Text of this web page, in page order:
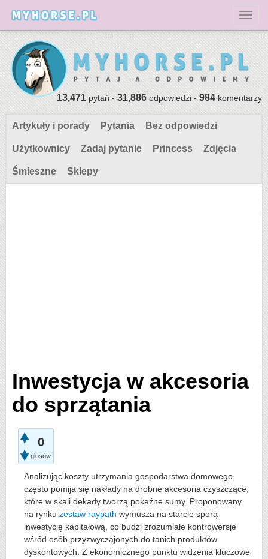
13,471pytań -31,886odpowiedzi -984komentarzy
Artykuły i porady Pytania Bez odpowiedzi
Użytkownicy Zadaj pytanie Princess Zdjęcia
Śmieszne Sklepy
Inwestycja w akcesoria
do sprzątania
0
głosów
Analizując koszty utrzymania gospodarstwa domowego,
często pomija się nakłady na drobne akcesoria czyszczące,
które w skali dekady tworzą pokaźne sumy. Proponowany
na rynku zestaw raypath wymusza na starcie sporą
inwestycję kapitałową, co budzi zrozumiałe kontrowersje
wśród osób przyzwyczajonych do tanich produktów
dyskontowych. Z ekonomicznego punktu widzenia kluczowe